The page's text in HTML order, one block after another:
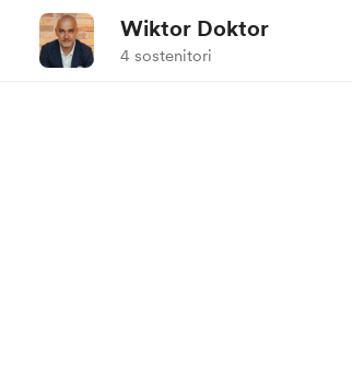
Wiktor Doktor
4 sostenitori